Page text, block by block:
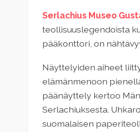
Serlachius Museo
teollisuuslegendoista
pääkonttori, on
Näyttelyiden aiheet
elämänmenoon
päänäyttely kertoo
Serlachiuksesta.
suomalaisen